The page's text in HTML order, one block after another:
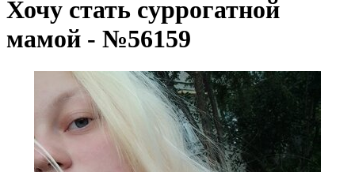
Хочу стать суррогатной
мамой - №56159